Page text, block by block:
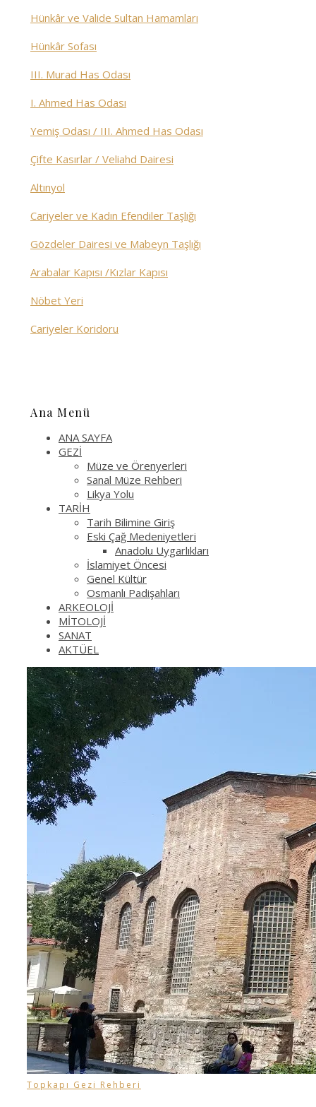
Hünkâr ve Valide Sultan Hamamları
Hünkâr Sofası
III. Murad Has Odası
I. Ahmed Has Odası
Yemiş Odası / III. Ahmed Has Odası
Çifte Kasırlar / Veliahd Dairesi
Altınyol
Cariyeler ve Kadın Efendiler Taşlığı
Gözdeler Dairesi ve Mabeyn Taşlığı
Arabalar Kapısı /Kızlar Kapısı
Nöbet Yeri
Cariyeler Koridoru
Ana Menü
ANA SAYFA
GEZİ
Müze ve Örenyerleri
Sanal Müze Rehberi
Likya Yolu
TARİH
Tarih Bilimine Giriş
Eski Çağ Medeniyetleri
Anadolu Uygarlıkları
İslamiyet Öncesi
Genel Kültür
Osmanlı Padişahları
ARKEOLOJİ
MİTOLOJİ
SANAT
AKTÜEL
Topkapı Gezi Rehberi